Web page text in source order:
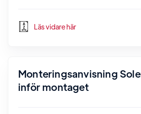
Läs vidare här
Monteringsanvisning
inför montaget